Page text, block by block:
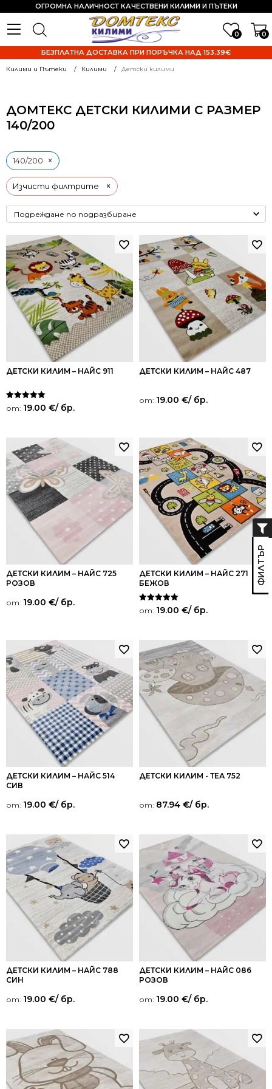
0 0
ОГРОМНА НАЛИЧНОСТ КАЧЕСТВЕНИ КИЛИМИ И ПЪТЕКИ
БЕЗПЛАТНА ДОСТАВКА ПРИ ПОРЪЧКА НАД 153.39€
Килими и Пътеки Килими Детски килими
ДОМТЕКС ДЕТСКИ КИЛИМИ С РАЗМЕР
140/200
Изчисти филтрите ×
140/200 ×
ДЕТСКИ КИЛИМ – НАЙС 911
Оценено на
5.00
от: 19.00 €/ бр.
ДЕТСКИ КИЛИМ – НАЙС 487
от: 19.00 €/ бр.
ДЕТСКИ КИЛИМ – НАЙС 725
РОЗОВ
от: 19.00 €/ бр.
ДЕТСКИ КИЛИМ – НАЙС 271
БЕЖОВ
Оценено на
5.00
от: 19.00 €/ бр.
ДЕТСКИ КИЛИМ – НАЙС 514
СИВ
от: 19.00 €/ бр.
ДЕТСКИ КИЛИМ - ТЕА 752
от: 87.94 €/ бр.
ДЕТСКИ КИЛИМ – НАЙС 788
СИН
от: 19.00 €/ бр.
ДЕТСКИ КИЛИМ – НАЙС 086
РОЗОВ
от: 19.00 €/ бр.